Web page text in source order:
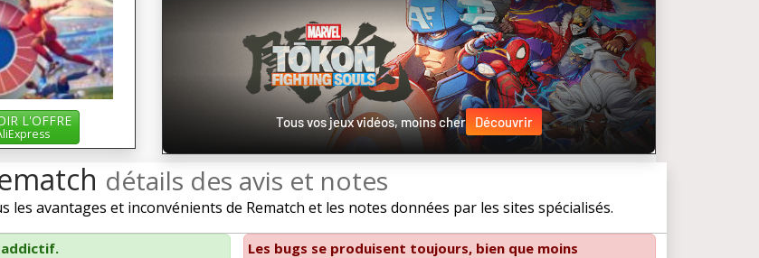
L'OFFRE Tous vos jeux vidéos, moins cher Découvrir
détails des avis et notes
avantages et inconvénients de Rematch et les notes données par les sites spécialisés.
addictif.
Les bugs se produisent toujours, bien que moins